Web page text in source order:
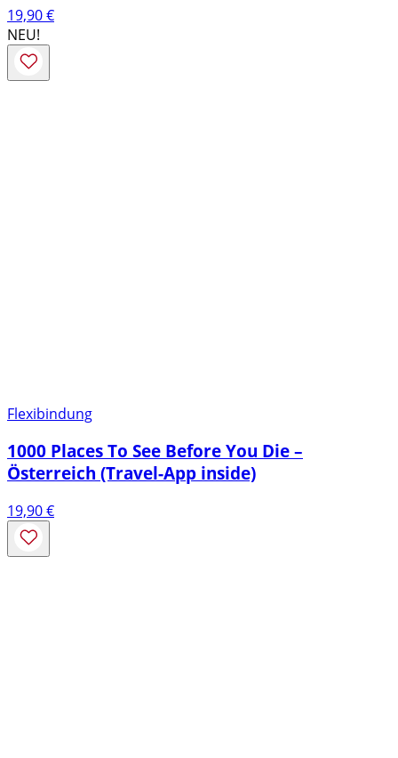
19,90€
NEU!
Flexibindung
1000 Places To See Before You Die –
Österreich (Travel-App inside)
19,90€